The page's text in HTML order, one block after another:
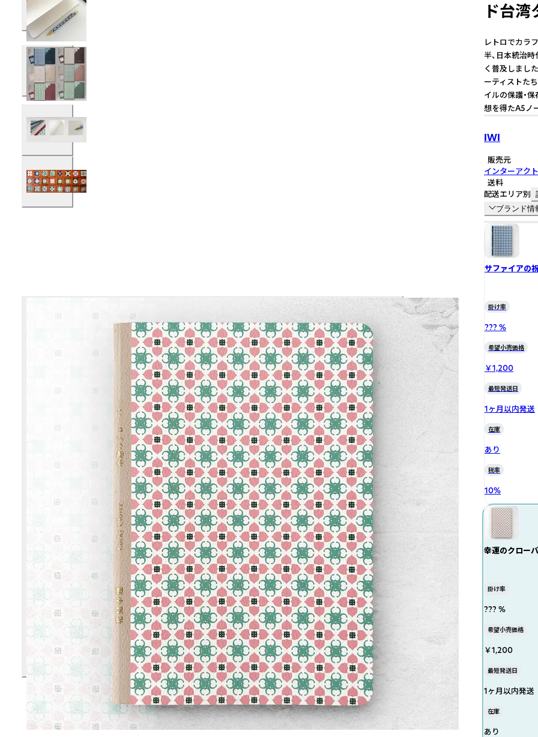
ド台湾
レトロでカラ
半、日本統治
く普及しまし
ーティストた
イルの保護・
想を得たA5ノ
IWI
販売元
インターアク
送料
配送エリア別
ブランド情
サファイアの
掛け率
??? %
希望小売価格
￥1,200
最短発送日
1ヶ月以内発送
在庫
あり
税率
10%
幸運のクロー
掛け率
??? %
希望小売価格
￥1,200
最短発送日
1ヶ月以内発送
在庫
あり